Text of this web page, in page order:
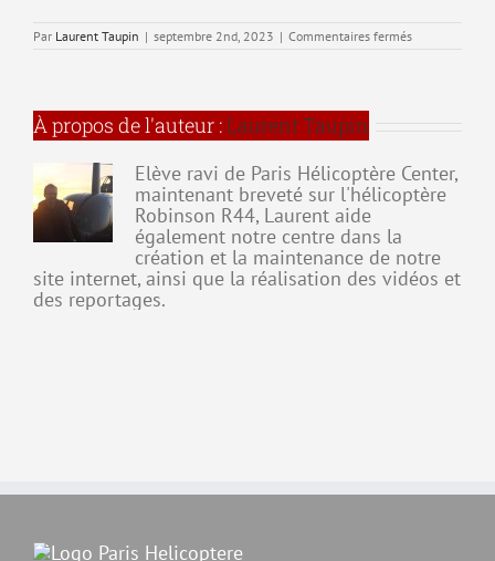
Par Laurent Taupin | septembre 2nd, 2023 | Commentaires ferméssur
À propos de l'auteur :Laurent Taupin
Elève ravi de Paris Hélicoptère Center,
maintenant breveté sur l'hélicoptère
Robinson R44, Laurent aide
également notre centre dans la
création et la maintenance de notre
site internet, ainsi que la réalisation des vidéos et
des reportages.